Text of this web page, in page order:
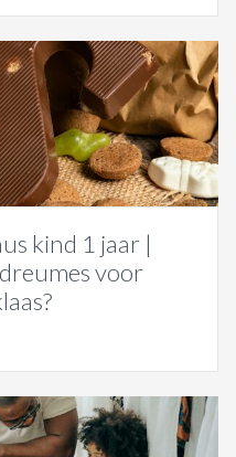
kind 1 jaar |
voor